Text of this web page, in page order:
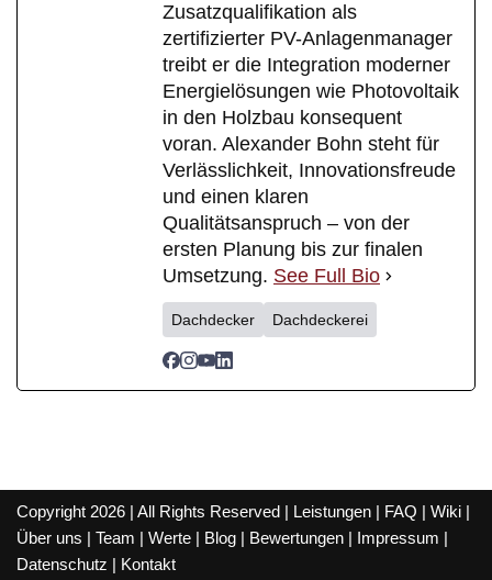
Zusatzqualifikation als
zertifizierter PV-Anlagenmanager
treibt er die Integration moderner
Energielösungen wie Photovoltaik
in den Holzbau konsequent
voran. Alexander Bohn steht für
Verlässlichkeit, Innovationsfreude
und einen klaren
Qualitätsanspruch – von der
ersten Planung bis zur finalen
Umsetzung. See Full Bio
Dachdecker Dachdeckerei
Copyright 2026 | All Rights Reserved | Leistungen FAQ Wiki
Über uns
Team Werte Blog Bewertungen Impressum
Datenschutz
Kontakt